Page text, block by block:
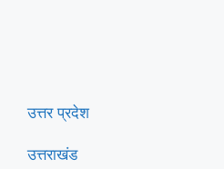
उत्तर प्रदेश
उत्तराखंड